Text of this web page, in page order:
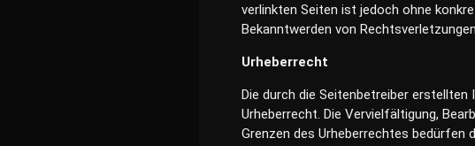
verlinkten Seiten ist jedoch ohne
Bekanntwerden von
Urheberrecht
Die durch die Seitenbetreiber
Urheberrecht. Die Vervielfältigung,
Grenzen des Urheberrechtes